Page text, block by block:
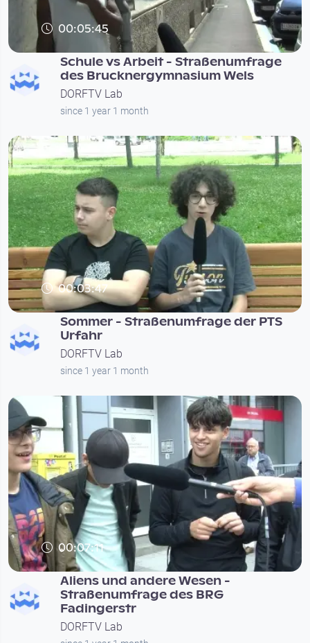
00:05:45
Schule vs Arbeit - Straßenumfrage
des Brucknergymnasium Wels
DORFTV Lab
since 1 year 1 month
00:03:47
Sommer - Straßenumfrage der PTS
Urfahr
DORFTV Lab
since 1 year 1 month
00:07:11
Aliens und andere Wesen -
Straßenumfrage des BRG
Fadingerstr
DORFTV Lab